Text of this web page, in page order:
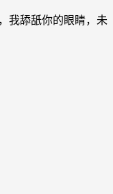
我舔舐你的眼睛，未